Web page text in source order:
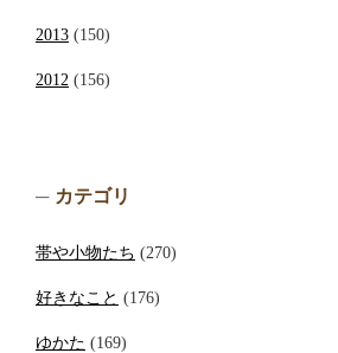
2013 (150)
2012 (156)
カテゴリ
帯や小物たち (270)
好きなこと (176)
ゆかた (169)